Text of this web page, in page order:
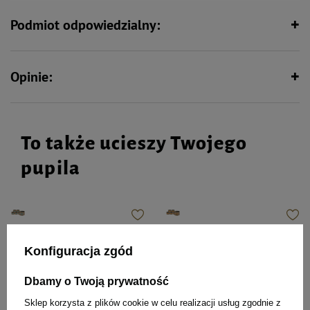
Podmiot odpowiedzialny:
Opinie:
To także ucieszy Twojego
pupila
łosoś z wątróbką z kurczaka
zestaw 6 x 185 g
Konfiguracja zgód
Dbamy o Twoją prywatność
Sklep korzysta z plików cookie w celu realizacji usług zgodnie z